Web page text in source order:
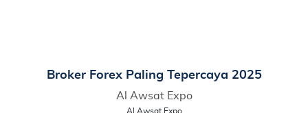
Broker Forex Paling Tepercaya 2025
Al Awsat Expo
Al Awsat Expo